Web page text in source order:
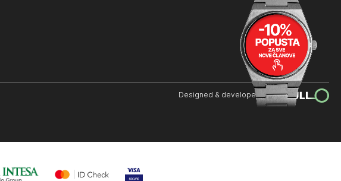
Designed & developed by: